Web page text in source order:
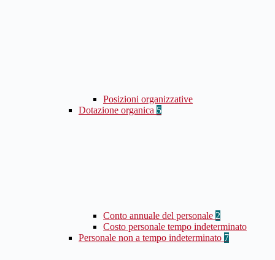
Posizioni organizzative
Dotazione organica 5
Conto annuale del personale 2
Costo personale tempo indeterminato
Personale non a tempo indeterminato 7